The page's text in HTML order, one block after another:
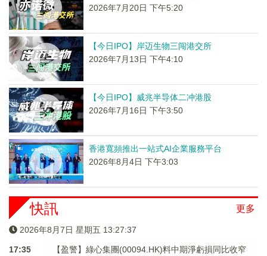
2026年7月20日 下午5:20
【今日IPO】岸迈生物三闯港交所
2026年7月13日 下午4:10
【今日IPO】威兆半导体二冲港股
2026年7月16日 下午3:50
香港寬頻推出一站式AI企業服務平台
2026年8月4日 下午3:03
更多
快訊
2026年8月7日 星期五 13:27:38
17:35
【盈警】綠心集團(00094.HK)料中期淨虧損同比收窄